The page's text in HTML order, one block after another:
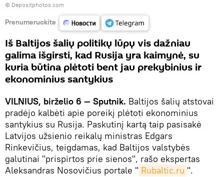
© Depositphotos.com
Prenumeruokite
Iš Baltijos šalių politikų lūpų vis dažniau
galima išgirsti, kad Rusija yra kaimynė, su
kuria būtina plėtoti bent jau prekybinius ir
ekonominius santykius
VILNIUS, birželio 6 — Sputnik. Baltijos šalių atstovai
pradėjo kalbėti apie poreikį plėtoti ekonominius
santykius su Rusija. Paskutinį kartą taip pasisakė
Latvijos užsienio reikalų ministras Edgars
Rinkevičius, teigdamas, kad Baltijos valstybės
galutinai "prispirtos prie sienos", rašo ekspertas
Aleksandras Nosovičius portale " Rubaltic.ru ".